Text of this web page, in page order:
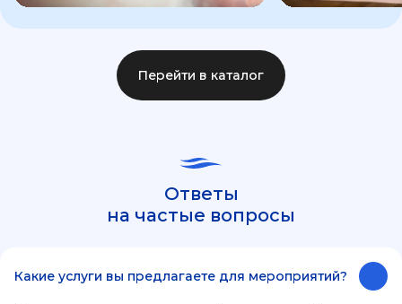
Перейти в каталог
Ответы
на частые вопросы
Какие услуги вы предлагаете для мероприятий?